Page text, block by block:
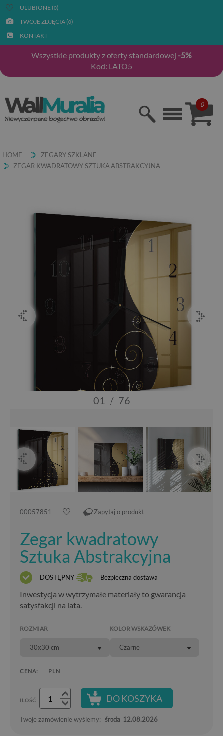
ULUBIONE (0)
TWOJE ZDJĘCIA (0)
KONTAKT
Wszystkie produkty z oferty standardowej -5%
Kod: LATO5
0
HOME
ZEGARY SZKLANE
ZEGAR KWADRATOWY SZTUKA ABSTRAKCYJNA
01 / 76
00057851 Zapytaj o produkt
Zegar kwadratowy
Sztuka Abstrakcyjna
DOSTĘPNY Bezpieczna dostawa
Inwestycja w wytrzymałe materiały to gwarancja
satysfakcji na lata.
ROZMIAR
30x30 cm
KOLOR WSKAZÓWEK
Czarne
CENA: PLN
ILOŚĆ DO KOSZYKA
Twoje zamówienie wyślemy: środa 12.08.2026